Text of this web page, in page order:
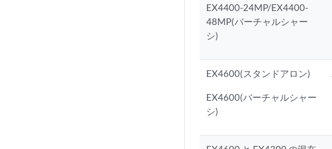
EX4400-24MP/EX4400-
48MP(バーチャルシャー
シ)
EX4600(スタンドアロン)
EX4600(バーチャルシャー
シ)